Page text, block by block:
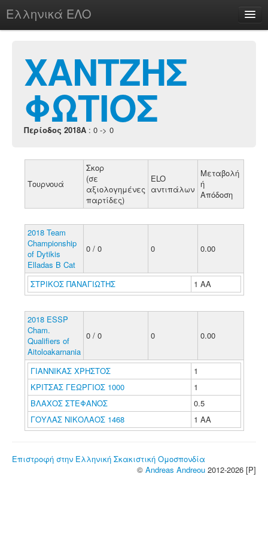
Ελληνικά ΕΛΟ
chesstu.be @ discord
Login
ΧΑΝΤΖΗΣ
ΦΩΤΙΟΣ
Περίοδος 2018A : 0 -> 0
Τουρνουά
Σκορ
(σε
αξιολογημένες
παρτίδες)
ELO
αντιπάλων
Μεταβολή
ή
Απόδοση
2018 Team
Championship
of Dytikis
Elladas B Cat
0 / 0 0 0.00
ΣΤΡΙΚΟΣ ΠΑΝΑΓΙΩΤΗΣ 1 ΑΑ
2018 ESSP
Cham.
Qualifiers of
Aitoloakarnania
0 / 0 0 0.00
ΓΙΑΝΝΙΚΑΣ ΧΡΗΣΤΟΣ
1
ΚΡΙΤΣΑΣ ΓΕΩΡΓΙΟΣ 1000
1
ΒΛΑΧΟΣ ΣΤΕΦΑΝΟΣ
0.5
ΓΟΥΛΑΣ ΝΙΚΟΛΑΟΣ 1468
1 ΑΑ
Επιστροφή στην Ελληνική Σκακιστική Ομοσπονδία
© Andreas Andreou 2012-2026 [P]